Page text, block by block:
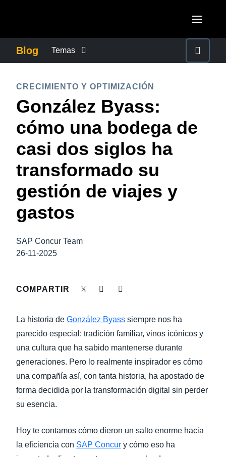
Canada (Français)
México (Español)
Brasil (Português)
United Kingdom (English)
France (Français)
Deutschland (Deutsch)
Italia (Italiano)
Nederlands (English)
España (Español)
ASIA PACIFIC
Australia (English)
India (English)
日本（日本語)
Singapore (English)
Blog Temas
CRECIMIENTO Y OPTIMIZACIÓN
DUTY OF CARE
EXPERIENCIA DEL EMPLEADO
FRAUDE Y CUMPLIMIENTO
SOSTENIBILIDAD
TRAVEL AND EXPENSE
CRECIMIENTO Y OPTIMIZACIÓN
González Byass:
cómo una bodega de
casi dos siglos ha
transformado su
gestión de viajes y
gastos
SAP Concur Team
26-11-2025
COMPARTIR
La historia de González Byass siempre nos ha
parecido especial: tradición familiar, vinos icónicos y
una cultura que ha sabido mantenerse durante
generaciones. Pero lo realmente inspirador es cómo
una compañía así, con tanta historia, ha apostado de
forma decidida por la transformación digital sin perder
su esencia.
Hoy te contamos cómo dieron un salto enorme hacia
la eficiencia con SAP Concur y cómo eso ha